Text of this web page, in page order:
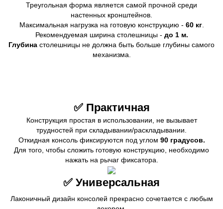
Треугольная форма является самой прочной среди
настенных кронштейнов.
Максимальная нагрузка на готовую конструкцию - 60 кг.
Рекомендуемая ширина столешницы - до 1 м.
Глубина столешницы не должна быть больше глубины самого
механизма.
✅ Практичная
Конструкция простая в использовании, не вызывает
трудностей при складывании/раскладывании.
Откидная консоль фиксируются под углом 90 градусов.
Для того, чтобы сложить готовую конструкцию, необходимо
нажать на рычаг фиксатора.
✅ Универсальная
Лаконичный дизайн консолей прекрасно сочетается с любым